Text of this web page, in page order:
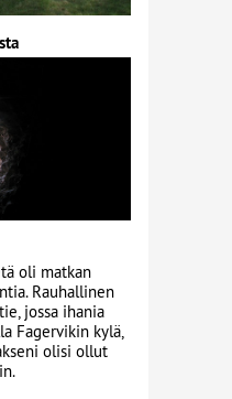
oli matkan
Rauhallinen
jossa ihania
Fagervikin kylä,
olisi ollut